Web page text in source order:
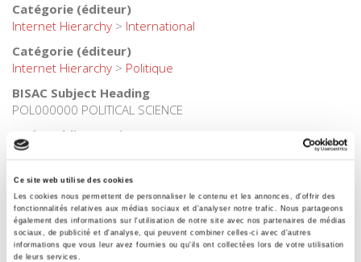
Ce site web utilise des cookies
Les cookies nous permettent de personnaliser le contenu et les annonces, d'offrir des
fonctionnalités relatives aux médias sociaux et d'analyser notre trafic. Nous partageons
également des informations sur l'utilisation de notre site avec nos partenaires de médias
sociaux, de publicité et d'analyse, qui peuvent combiner celles-ci avec d'autres
informations que vous leur avez fournies ou qu'ils ont collectées lors de votre utilisation
de leurs services.
Catégorie (éditeur)
Internet Hierarchy > International
Catégorie (éditeur)
Internet Hierarchy > Politique
BISAC Subject Heading
POL000000 POLITICAL SCIENCE
Code publique Onix
06 Professionnel et académique
Date de première publication du titre
2000
Code Identifiant de classement sujet
Classification thématique Thema: Politique et gouvernement